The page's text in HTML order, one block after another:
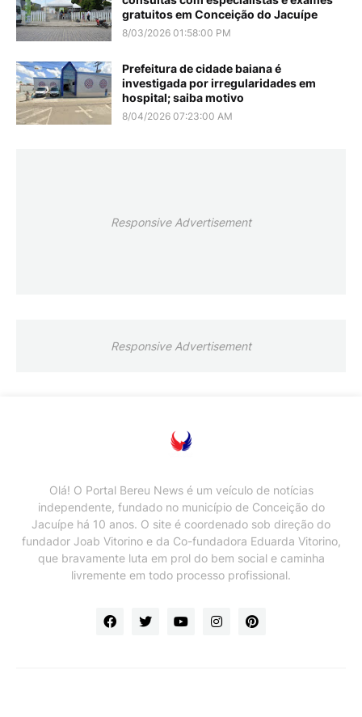
gratuitos em Conceição do Jacuípe
8/03/2026 01:58:00 PM
Prefeitura de cidade baiana é
investigada por irregularidades em
hospital; saiba motivo
8/04/2026 07:23:00 AM
Responsive Advertisement
Responsive Advertisement
Olá! O Portal Bereu News é um veículo de notícias
independente, fundado no município de Conceição do
Jacuípe há 10 anos. O site é coordenado sob direção do
fundador Joab Vitorino e da Co-fundadora Eduarda Vitorino,
que bravamente luta em prol do bem social e caminha
livremente em todo processo profissional.